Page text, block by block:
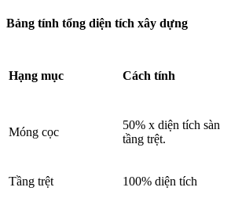
Bảng tính tổng diện tích xây dựng
Hạng mục Cách tính
Móng cọc
50% x diện tích sàn
tầng trệt.
Tầng trệt 100% diện tích